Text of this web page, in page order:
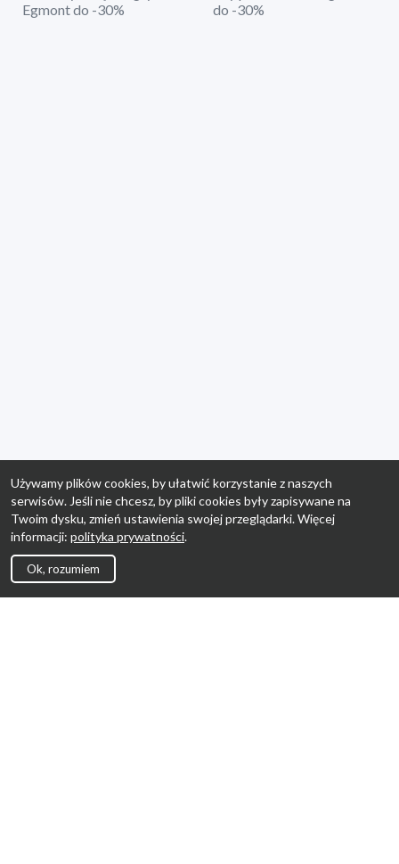
Egmont do -30%
do -30%
Używamy plików cookies, by ułatwić korzystanie z naszych
serwisów. Jeśli nie chcesz, by pliki cookies były zapisywane na
Twoim dysku, zmień ustawienia swojej przeglądarki. Więcej
informacji: polityka prywatności.
Ok, rozumiem